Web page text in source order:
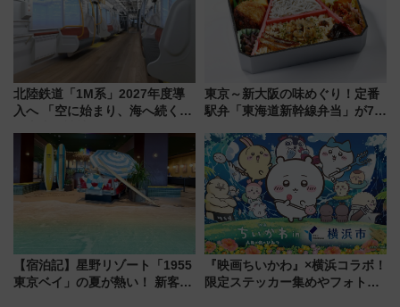
北陸鉄道「1M系」2027年度導
入へ 「空に始まり、海へ続く」
神秘的なデザイン
東京～新大阪の味めぐり！定番
駅弁「東海道新幹線弁当」が7月
【宿泊記】星野リゾート「1955
東京ベイ」の夏が熱い！ 新客室
『映画ちいかわ』×横浜コラボ！
限定ステッカー集めやフォトス